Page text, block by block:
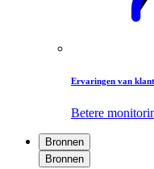
Ervaringen van
Betere
Bronnen
Bronnen